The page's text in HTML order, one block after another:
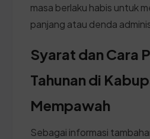
masa berlaku habis untuk
panjang atau denda
Syarat dan Cara
Tahunan di
Mempawah
Sebagai informasi